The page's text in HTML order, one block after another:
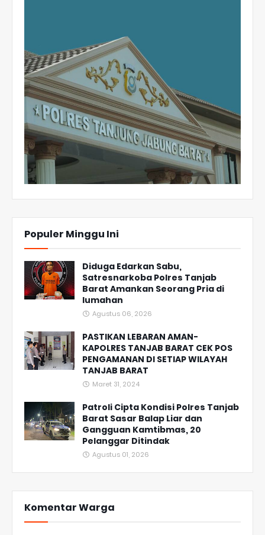
Populer Minggu Ini
Diduga Edarkan Sabu,
Satresnarkoba Polres Tanjab
Barat Amankan Seorang Pria di
lumahan
Agustus 06, 2026
PASTIKAN LEBARAN AMAN-
KAPOLRES TANJAB BARAT CEK POS
PENGAMANAN DI SETIAP WILAYAH
TANJAB BARAT
Maret 31, 2024
Patroli Cipta Kondisi Polres Tanjab
Barat Sasar Balap Liar dan
Gangguan Kamtibmas, 20
Pelanggar Ditindak
Agustus 01, 2026
Komentar Warga